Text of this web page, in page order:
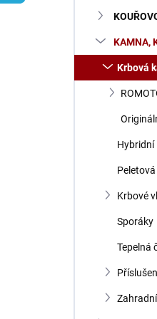
a
e
KAMNA,
Krbová
Hybridní
Krbové
Sporáky
Tepelná